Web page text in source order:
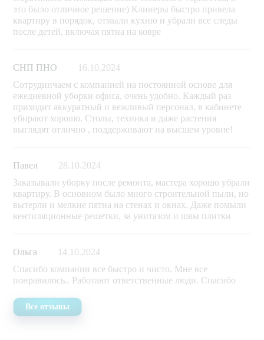
это было отличное решение) Клинеры быстро привела
квартиру в порядок, отмыли кухню и убрали все следы
после детей, включая пятна на ковре
СНП ПНО
16.10.2024
Сотрудничаем с компанией на постоянной основе для
ежедневной уборки офиса, очень удобно. Каждый раз
приходит аккуратный и вежливый персонал, в кабинете
убирают хорошо. Столы, техника и даже растения
выглядят отлично , поддерживают на высшем уровне!
Павел
28.10.2024
Заказывали уборку после ремонта, мастера хорошо убрали
квартиру. В основном было много строительной пыли, но
вытерли и мелкие пятна на стенах и окнах. Даже помыли
вентиляционные решетки, за унитазом и швы плитки
Ольга
14.10.2024
Спасибо компании все быстро и чисто. Мне все
понравилось.. Работают ответственные люди. Спасибо
Все отзывы